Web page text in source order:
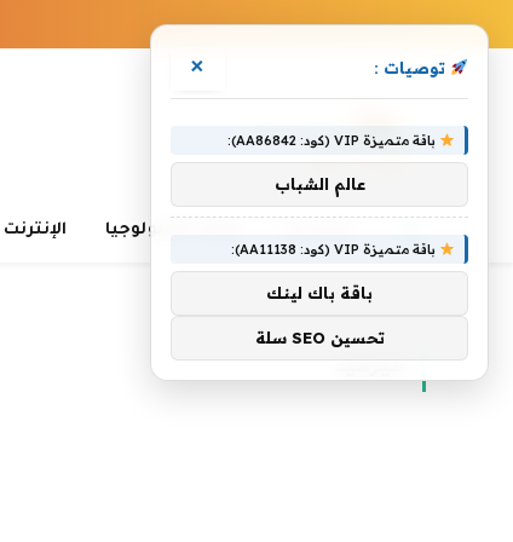
تعلم التكنولوجيا الإنترنت
»ميرميد
ميرميد
توصيات : ×
باقة متميزة VIP (كود: AA86842):
عالم الشباب
باقة متميزة VIP (كود: AA11138):
باقة باك لينك
تحسين SEO سلة